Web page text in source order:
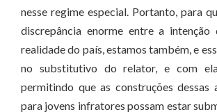
nesse regime especial. Portanto, para
discrepância enorme entre a
realidade do país, estamos também, e
no substitutivo do relator, e com
permitindo que as construções dessas
para jovens infratores possam estar